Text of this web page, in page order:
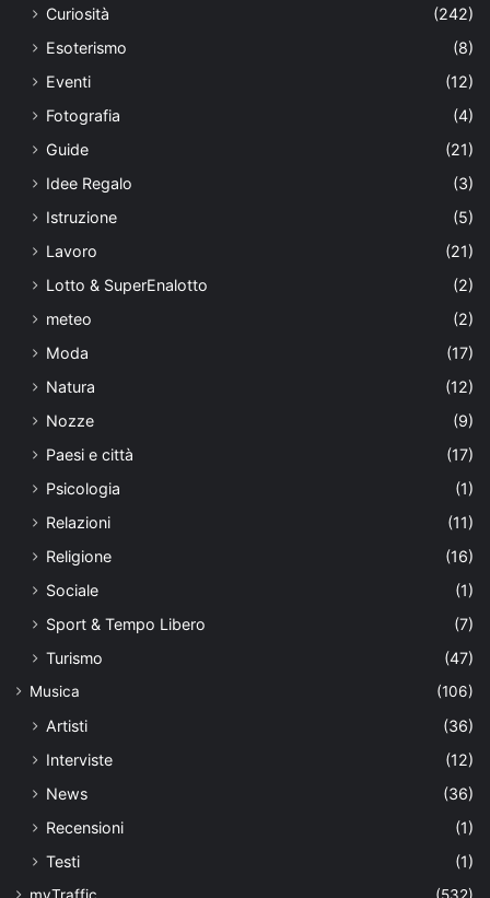
Curiosità
(242)
Esoterismo
(8)
Eventi
(12)
Fotografia
(4)
Guide
(21)
Idee Regalo
(3)
Istruzione
(5)
Lavoro
(21)
Lotto & SuperEnalotto
(2)
meteo
(2)
Moda
(17)
Natura
(12)
Nozze
(9)
Paesi e città
(17)
Psicologia
(1)
Relazioni
(11)
Religione
(16)
Sociale
(1)
Sport & Tempo Libero
(7)
Turismo
(47)
Musica (106)
Artisti
(36)
Interviste
(12)
News
(36)
Recensioni
(1)
Testi
(1)